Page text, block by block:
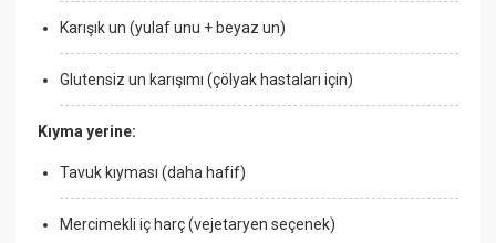
Karışık un (yulaf unu + beyaz un)
Glutensiz un karışımı (çölyak hastaları için)
Kıyma yerine:
Tavuk kıyması (daha hafif)
Mercimekli iç harç (vejetaryen seçenek)